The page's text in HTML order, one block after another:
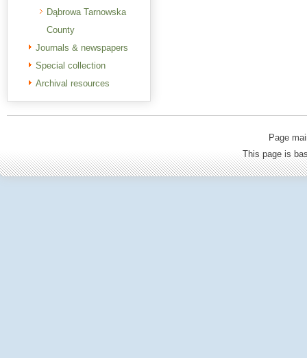
Dąbrowa Tarnowska
County
Journals & newspapers
Special collection
Archival resources
Page
This page is